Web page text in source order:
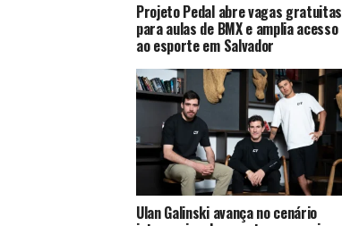
Projeto Pedal abre vagas gratuitas
para aulas de BMX e amplia acesso
ao esporte em Salvador
Ulan Galinski avança no cenário